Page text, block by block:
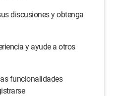
discusiones y obtenga
y ayude a otros
funcionalidades